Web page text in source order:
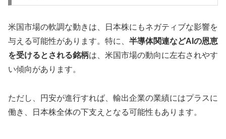
米国市場の軟調な動きは、日本株にもネガティブな影響を
与える可能性があります。特に、 半導体関連などAIの恩恵
を受けるとされる銘柄は、米国市場の動向に左右されやす
い傾向があります。
ただし、円安が進行すれば、輸出企業の業績にはプラスに
働き、日本株全体の下支えとなる可能性もあります。